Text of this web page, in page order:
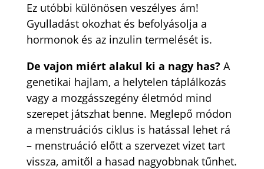
Ez utóbbi különösen veszélyes ám!
Gyulladást okozhat és befolyásolja a
hormonok és az inzulin termelését is.
De vajon miért alakul ki a nagy has?A
genetikai hajlam, a helytelen táplálkozás
vagy a mozgásszegény életmód mind
szerepet játszhat benne. Meglepő módon
a menstruációs ciklus is hatással lehet rá
– menstruáció előtt a szervezet vizet tart
vissza, amitől a hasad nagyobbnak tűnhet.